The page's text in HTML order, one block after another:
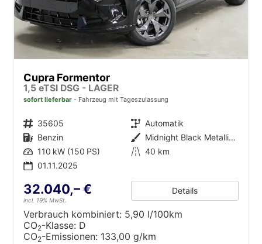
Cupra Formentor
1,5 eTSI DSG - LAGER
sofort lieferbar Fahrzeug mit Tageszulassung
Fahrzeugnr. 35605 Getriebe Automatik
Kraftstoff Benzin Außenfarbe
Midnight Black Metallic (0E)
Leistung 110 kW (150 PS) Kilometerstand 40 km
01.11.2025
32.040,– €
incl. 19% MwSt.
Details
Verbrauch kombiniert: 5,90 l/100km
CO2-Klasse: D
CO2-Emissionen: 133,00 g/km